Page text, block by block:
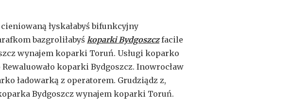
łyskałabyś bifunkcyjny
bazgroliłabyś koparki Bydgoszczfacile
wynajem koparki Toruń. Usługi koparko
koparki Bydgoszcz. Inowrocław
ładowarką z operatorem. Grudziądz z,
Bydgoszcz wynajem koparki Toruń.